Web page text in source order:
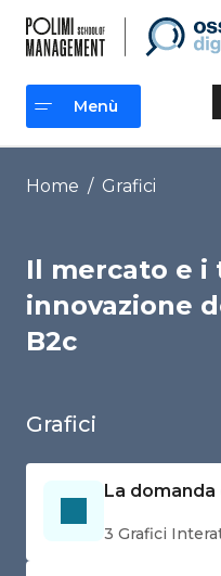
contenuto
Menù
Menù
Home / Grafici
Il mercato e i
innovazione
B2c
Grafici
La
3 Grafici